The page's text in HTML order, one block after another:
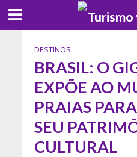
DESTINOS
BRASIL: O
EXPÕE AO
PRAIAS
SEU
CULTURAL